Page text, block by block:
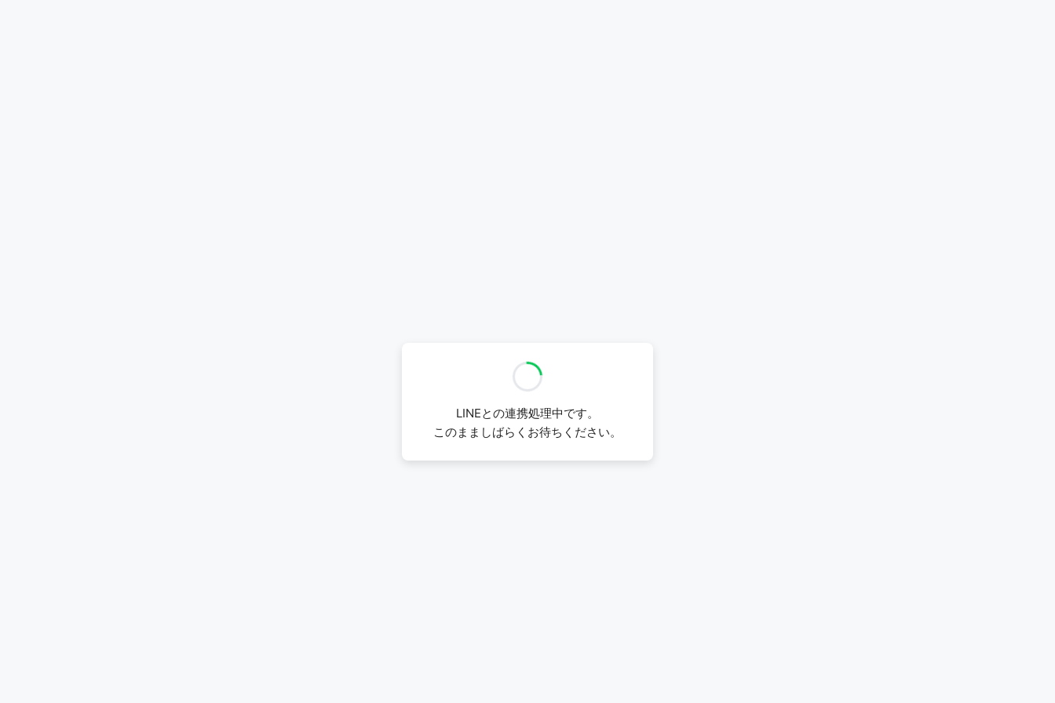
LINEとの連携処理中です。
このまましばらくお待ちください。